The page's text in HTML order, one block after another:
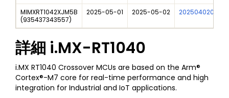
MIMXRT1042XJM5B
(935437343557)
2025-05-01 2025-05-02 202504020I
詳細 i.MX-RT1040
i.MX RT1040 Crossover MCUs are based on the Arm®
Cortex®-M7 core for real-time performance and high
integration for Industrial and IoT applications.